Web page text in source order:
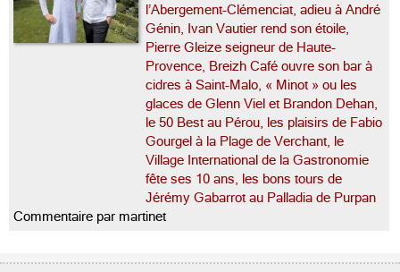
l’Abergement-Clémenciat, adieu à André
Génin, Ivan Vautier rend son étoile,
Pierre Gleize seigneur de Haute-
Provence, Breizh Café ouvre son bar à
cidres à Saint-Malo, « Minot » ou les
glaces de Glenn Viel et Brandon Dehan,
le 50 Best au Pérou, les plaisirs de Fabio
Gourgel à la Plage de Verchant, le
Village International de la Gastronomie
fête ses 10 ans, les bons tours de
Jérémy Gabarrot au Palladia de Purpan
Commentaire par martinet